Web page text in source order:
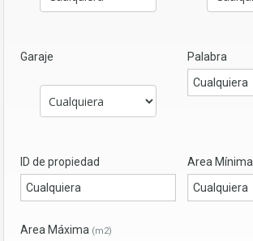
Garaje Palabra
ID de propiedad Area Mínima
Area Máxima (m2)